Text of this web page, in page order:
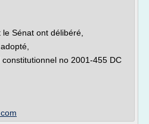
Sénat ont délibéré,
no 2001-455 DC